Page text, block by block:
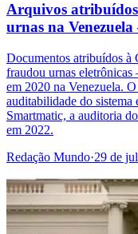
Arquivos atribuídos
urnas na
Documentos atribuídos
fraudou urnas
em 2020 na Venezuela.
auditabilidade do sistema
Smartmatic, a auditoria
em 2022.
Redação Mundo·29 de